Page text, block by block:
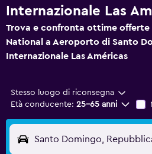
Internazionale Las
Trova e confronta ottime offerte
National a Aeroporto di Santo
Internazionale Las Américas
Stesso luogo di riconsegna
Età conducente: 25-65 anni